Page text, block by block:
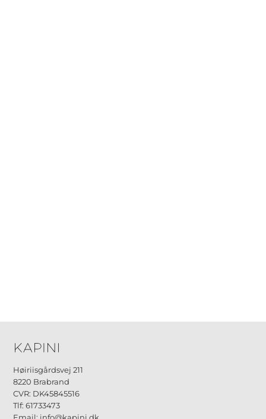
Høiriisgårdsvej 211
8220 Brabrand
CVR: DK45845516
Tlf: 61733473